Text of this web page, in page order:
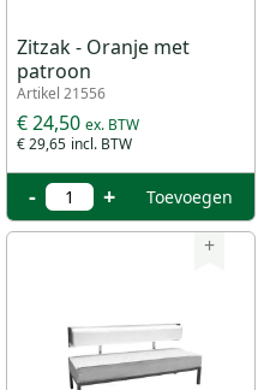
Zitzak - Oranje met
patroon
Artikel 21556
€ 29,65
€ 24,50
- + Toevoegen
+